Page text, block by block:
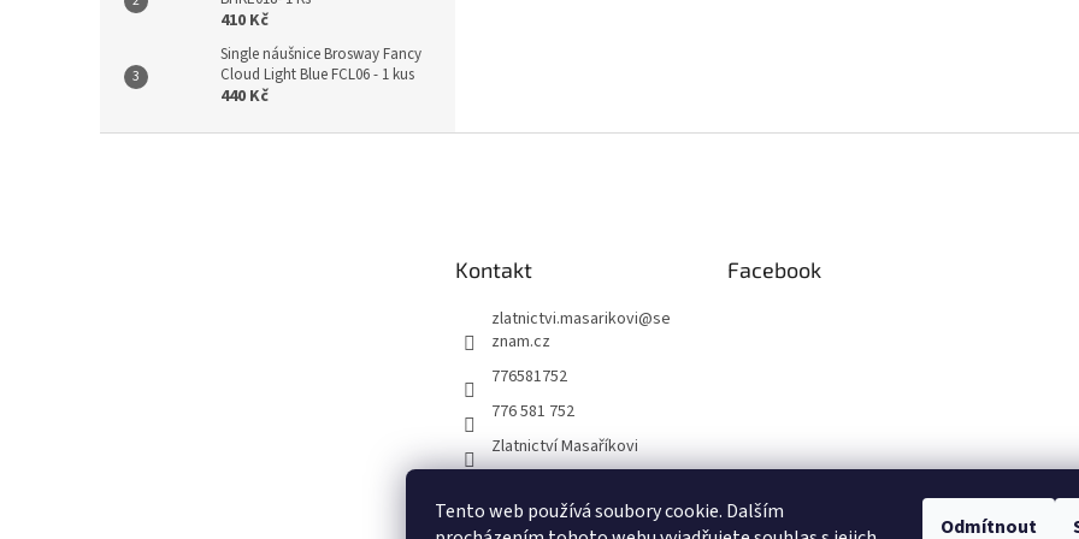
Tento web používá soubory cookie. Dalším
Odmítnout
410 Kč
Single náušnice Brosway Fancy
Cloud Light Blue FCL06 - 1 kus
440 Kč
Kontakt
zlatnictvi.masarikovi@se
znam.cz
776581752
776 581 752
Zlatnictví Masaříkovi
Facebook
Formuláře